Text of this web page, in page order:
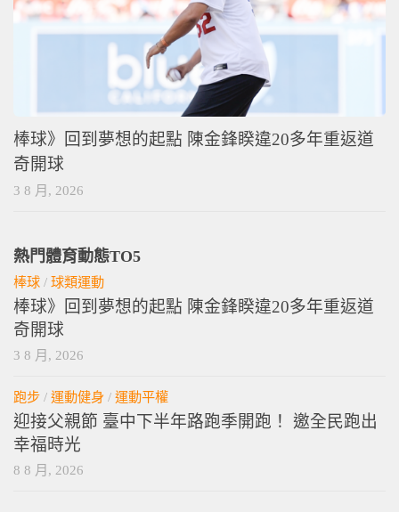
棒球》回到夢想的起點 陳金鋒睽違20多年重返道
奇開球
3 8 月, 2026
熱門體育動態TO5
棒球 / 球類運動
棒球》回到夢想的起點 陳金鋒睽違20多年重返道
奇開球
3 8 月, 2026
跑步 / 運動健身 / 運動平權
迎接父親節 臺中下半年路跑季開跑！ 邀全民跑出
幸福時光
8 8 月, 2026